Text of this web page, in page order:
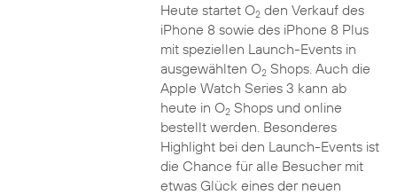
Heute startet O2den Verkauf des
iPhone 8 sowie des iPhone 8 Plus
mit speziellen Launch-Events in
ausgewählten O2Shops. Auch die
Apple Watch Series 3 kann ab
heute in O2Shops und online
bestellt werden. Besonderes
Highlight bei den Launch-Events ist
die Chance für alle Besucher mit
etwas Glück eines der neuen